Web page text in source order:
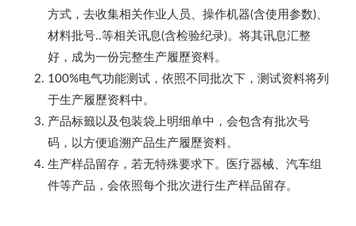
方式，去收集相关作业人员、操作机器(含使用参数)、
材料批号..等相关讯息(含检验纪录)。将其讯息汇整
好，成为一份完整生产履歷资料。
100%电气功能测试，依照不同批次下，测试资料将列
于生产履歷资料中。
产品标籤以及包装袋上明细单中，会包含有批次号
码，以方便追溯产品生产履歷资料。
生产样品留存，若无特殊要求下。医疗器械、汽车组
件等产品，会依照每个批次进行生产样品留存。